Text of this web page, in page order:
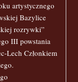
artystycznego
Bazylice
rozrywki”
III powstania
Lech Członkiem